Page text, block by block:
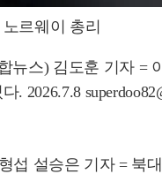
르웨이 총리
뉴스) 김도훈 기자 =
. 2026.7.8
섭 설승은 기자 = 북